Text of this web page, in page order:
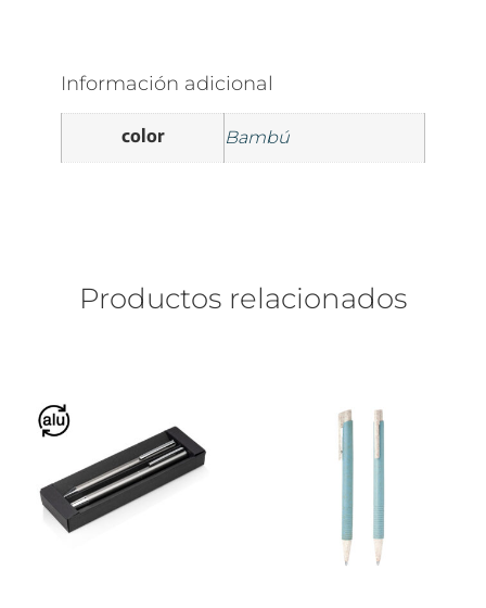
Información adicional
color Bambú
Productos relacionados